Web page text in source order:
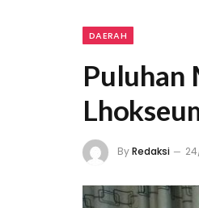
DAERAH
Puluhan
ByRedaksi